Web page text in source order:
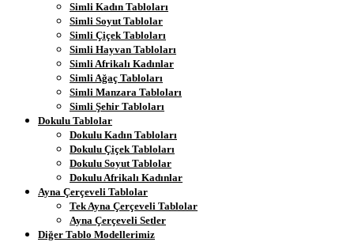
Simli Kadın Tabloları
Simli Soyut Tablolar
Simli Çiçek Tabloları
Simli Hayvan Tabloları
Simli Afrikalı Kadınlar
Simli Ağaç Tabloları
Simli Manzara Tabloları
Simli Şehir Tabloları
Dokulu Tablolar
Dokulu Kadın Tabloları
Dokulu Çiçek Tabloları
Dokulu Soyut Tablolar
Dokulu Afrikalı Kadınlar
Ayna Çerçeveli Tablolar
Tek Ayna Çerçeveli Tablolar
Ayna Çerçeveli Setler
Diğer Tablo Modellerimiz